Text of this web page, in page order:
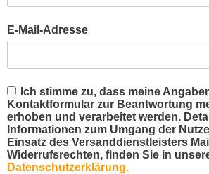
E-Mail-Adresse
Ich stimme zu, dass meine
Kontaktformular zur Beantwortung
erhoben und verarbeitet werden.
Informationen zum Umgang der
Einsatz des Versanddienstleisters
Widerrufsrechten, finden Sie in
Datenschutzerklärung.